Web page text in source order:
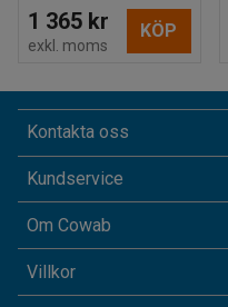
1 365 kr
exkl. moms
KÖP
Kontakta oss
Kundservice
Om Cowab
Villkor